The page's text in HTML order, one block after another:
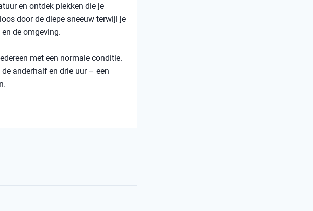
en ontdek plekken die je
door de diepe sneeuw terwijl je
de omgeving.
met een normale conditie.
anderhalf en drie uur – een